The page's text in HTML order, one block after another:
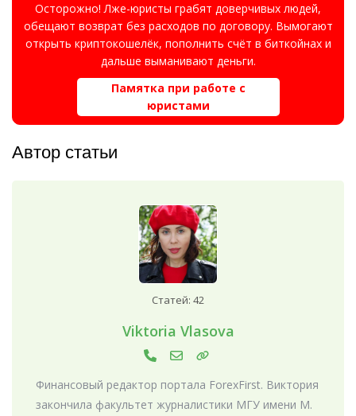
Осторожно! Лже-юристы грабят доверчивых людей,
обещают возврат без расходов по договору. Вымогают
открыть криптокошелёк, пополнить счёт в биткойнах и
дальше выманивают деньги.
Памятка при работе с
юристами
Автор статьи
Статей: 42
Viktoria Vlasova
Финансовый редактор портала ForexFirst. Виктория
закончила факультет журналистики МГУ имени М.